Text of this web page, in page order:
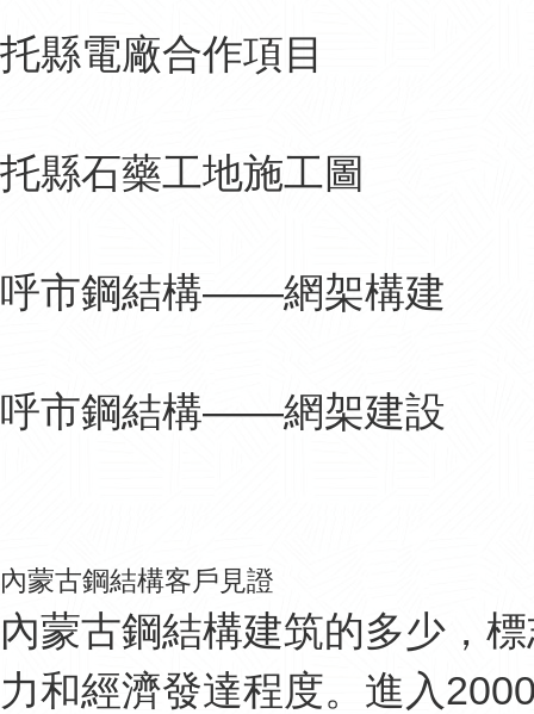
托縣電廠合作項目
托縣石藥工地施工圖
呼市鋼結構——網架構建
呼市鋼結構——網架建設
內蒙古鋼結構客戶見證
內蒙古鋼結構建筑的多少，
力和經濟發達程度。進入